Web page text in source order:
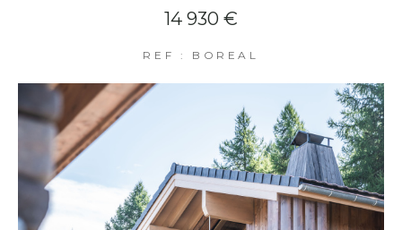
14 930 €
REF : BOREAL